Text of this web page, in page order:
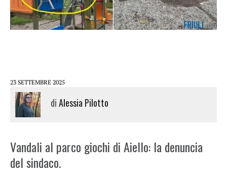
23 SETTEMBRE 2025
diAlessia Pilotto
Vandali al parco giochi di Aiello: la denuncia
del sindaco.